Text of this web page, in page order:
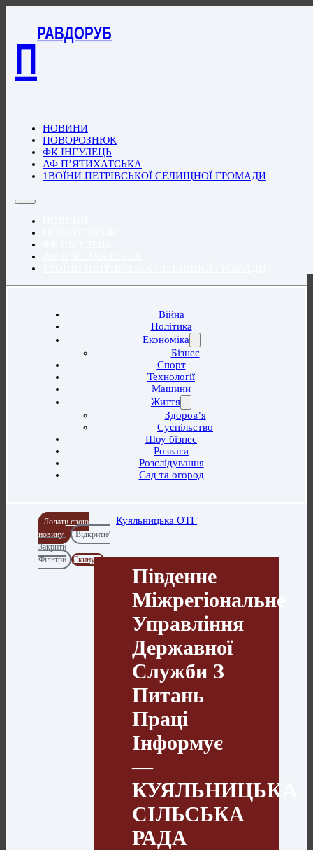
П
РАВДОРУБ
НОВИНИ
ПОВОРОЗНЮК
ФК ІНГУЛЕЦЬ
АФ П’ЯТИХАТСЬКА
1ВОЇНИ ПЕТРІВСЬКОЇ СЕЛИЩНОЇ ГРОМАДИ
Війна
Політика
Економіка
Бізнес
Спорт
Технології
Машини
Життя
Здоров’я
Суспільство
Шоу бізнес
Розваги
Розслідування
Сад та огород
Додати свою
новину
Відкрити/
Закрити
Фільтри
Скинути
Куяльницька ОТГ
Південне
Міжрегіональне
Управління
Державної
Служби З
Питань
Праці
Інформує
—
КУЯЛЬНИЦЬКА
СІЛЬСЬКА
РАДА